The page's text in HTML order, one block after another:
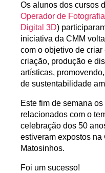
Os alunos dos cursos
Operador de Fotografia
Digital 3D)
iniciativa da CMM
com o objetivo de
criação, produção e
artísticas,
de sustentabilidade
Este fim de semana
relacionados com o
celebração dos 50
estiveram expostos na
Matosinhos.
Foi um sucesso!